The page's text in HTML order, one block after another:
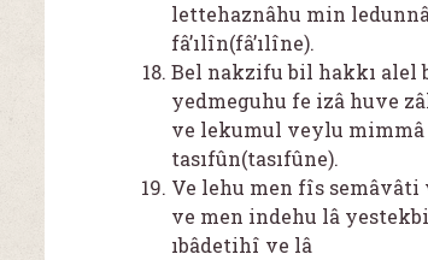
lettehaznâhu min
fâ’ılîn(fâ’ılîne).
Bel nakzifu bil hakkı alel
yedmeguhu fe izâ huve
ve lekumul veylu mimmâ
tasıfûn(tasıfûne).
Ve lehu men fîs semâvâti
ve men indehu lâ
ıbâdetihî ve lâ